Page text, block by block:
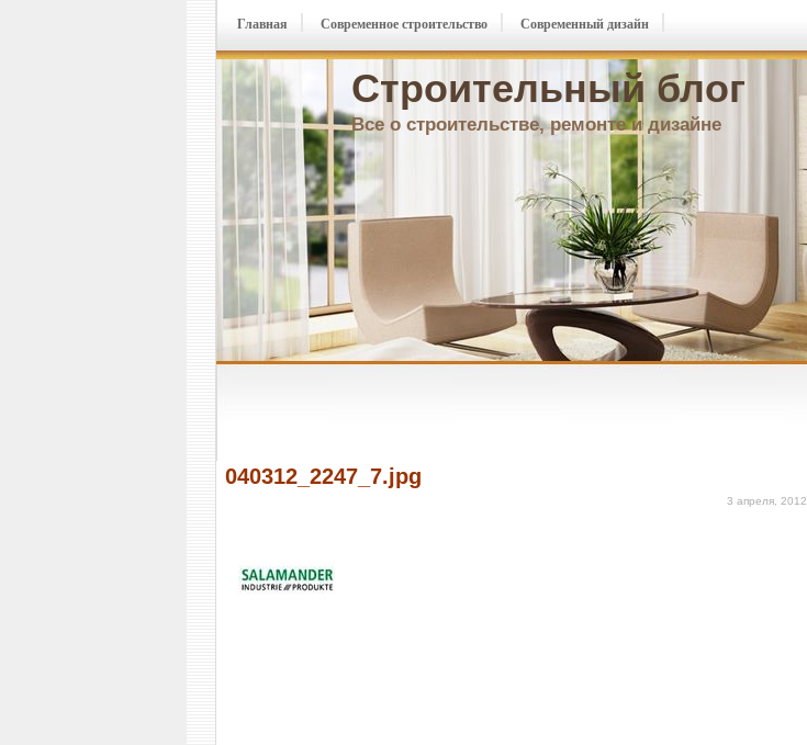
Строительный блог
Все о строительстве, ремонте и дизайне
Главная Современное строительство Современный дизайн
040312_2247_7.jpg
3 апреля, 2012